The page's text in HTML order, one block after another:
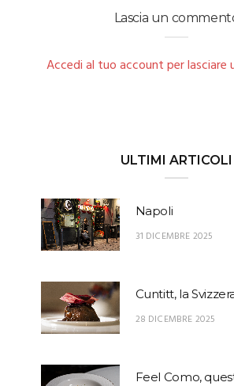
Lascia un
Accedi al tuo account per lasciare
ULTIMI ARTICOLI
Napoli
31 DICEMBRE 2025
Cuntitt, la
28 DICEMBRE 2025
Feel Como,